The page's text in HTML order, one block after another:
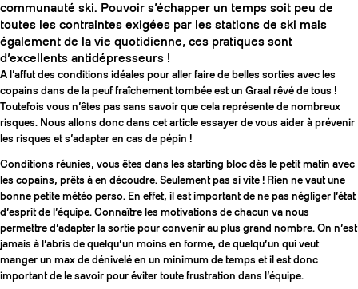
BÂTONS
communauté ski. Pouvoir s’échapper un temps soit peu de
toutes les contraintes exigées par les stations de ski mais
également de la vie quotidienne, ces pratiques sont
d’excellents antidépresseurs !
A l’affut des conditions idéales pour aller faire de belles sorties avec les
copains dans de la peuf fraîchement tombée est un Graal rêvé de tous !
Toutefois vous n’êtes pas sans savoir que cela représente de nombreux
risques. Nous allons donc dans cet article essayer de vous aider à prévenir
les risques et s’adapter en cas de pépin !
Conditions réunies, vous êtes dans les starting bloc dès le petit matin avec
les copains, prêts à en découdre. Seulement pas si vite ! Rien ne vaut une
bonne petite météo perso. En effet, il est important de ne pas négliger l’état
d’esprit de l’équipe. Connaître les motivations de chacun va nous
permettre d’adapter la sortie pour convenir au plus grand nombre. On n’est
jamais à l’abris de quelqu’un moins en forme, de quelqu’un qui veut
manger un max de dénivelé en un minimum de temps et il est donc
important de le savoir pour éviter toute frustration dans l’équipe.